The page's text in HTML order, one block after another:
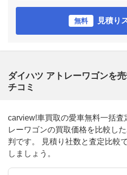
無料 見積り
ダイハツ アトレーワゴンを
チコミ
carview!車買取の愛車無料一括査
レーワゴンの買取価格を比較し
判です。 見積り社数と査定比較
しましょう。